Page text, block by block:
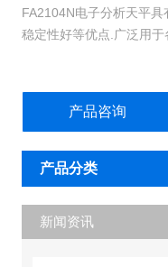
FA2104N电子分析天平
稳定性好等优点.广泛用于
产品咨询
产品分类
新闻资讯